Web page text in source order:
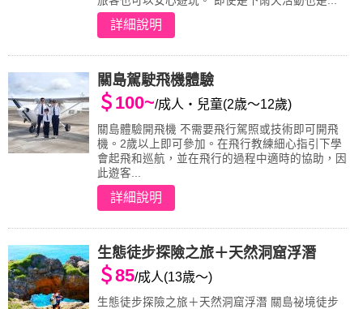
詳細說明
關島駕駛飛機體驗
＄100~/成人・兒童(2歳〜12歲)
關島體驗開飛機 不需要飛行駕照或技術即可開飛
機。2歲以上即可參加。在飛行教練細心指引下學
會起飛和巡航，並在飛行的過程中適時的協助，因
此遊客...
詳細說明
生態徒步探險之旅＋天然洞窟浮潛
＄85/成人(13歳～)
生態徒步探險之旅＋天然洞窟浮潛 關島祕境徒步